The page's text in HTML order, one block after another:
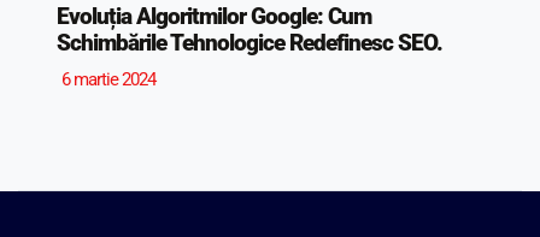
Evoluția Algoritmilor Google: Cum
Schimbările Tehnologice Redefinesc SEO.
6 martie 2024